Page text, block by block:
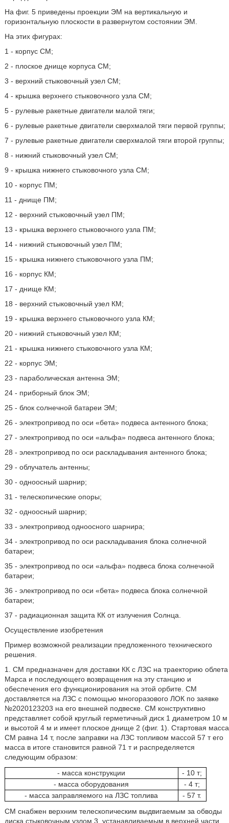
На фиг. 5 приведены проекции ЭМ на вертикальную и
горизонтальную плоскости в развернутом состоянии ЭМ.
На этих фигурах:
1 - корпус СМ;
2 - плоское днище корпуса СМ;
3 - верхний стыковочный узел СМ;
4 - крышка верхнего стыковочного узла СМ;
5 - рулевые ракетные двигатели малой тяги;
6 - рулевые ракетные двигатели сверхмалой тяги первой группы;
7 - рулевые ракетные двигатели сверхмалой тяги второй группы;
8 - нижний стыковочный узел СМ;
9 - крышка нижнего стыковочного узла СМ;
10 - корпус ПМ;
11 - днище ПМ;
12 - верхний стыковочный узел ПМ;
13 - крышка верхнего стыковочного узла ПМ;
14 - нижний стыковочный узел ПМ;
15 - крышка нижнего стыковочного узла ПМ;
16 - корпус КМ;
17 - днище КМ;
18 - верхний стыковочный узел КМ;
19 - крышка верхнего стыковочного узла КМ;
20 - нижний стыковочный узел КМ;
21 - крышка нижнего стыковочного узла КМ;
22 - корпус ЭМ;
23 - параболическая антенна ЭМ;
24 - приборный блок ЭМ;
25 - блок солнечной батареи ЭМ;
26 - электропривод по оси «бета» подвеса антенного блока;
27 - электропривод по оси «альфа» подвеса антенного блока;
28 - электропривод по оси раскладывания антенного блока;
29 - облучатель антенны;
30 - одноосный шарнир;
31 - телескопические опоры;
32 - одноосный шарнир;
33 - электропривод одноосного шарнира;
34 - электропривод по оси раскладывания блока солнечной
батареи;
35 - электропривод по оси «альфа» подвеса блока солнечной
батареи;
36 - электропривод по оси «бета» подвеса блока солнечной
батареи;
37 - радиационная защита КК от излучения Солнца.
Осуществление изобретения
Пример возможной реализации предложенного технического
решения.
1. СМ предназначен для доставки КК с ЛЗС на траекторию облета
Марса и последующего возвращения на эту станцию и
обеспечения его функционирования на этой орбите. СМ
доставляется на ЛЗС с помощью многоразового ЛОК по заявке
№2020123203 на его внешней подвеске. СМ конструктивно
представляет собой круглый герметичный диск 1 диаметром 10 м
и высотой 4 м и имеет плоское днище 2 (фиг. 1). Стартовая масса
СМ равна 14 т, после заправки на ЛЗС топливом массой 57 т его
масса в итоге становится равной 71 т и распределяется
следующим образом:
- масса конструкции
- 10 т;
- масса оборудования
- 4 т;
- масса заправляемого на ЛЗС топлива
- 57 т.
СМ снабжен верхним телескопическим выдвигаемым за обводы
диска стыковочным узлом 3, устанавливаемым в верхней части